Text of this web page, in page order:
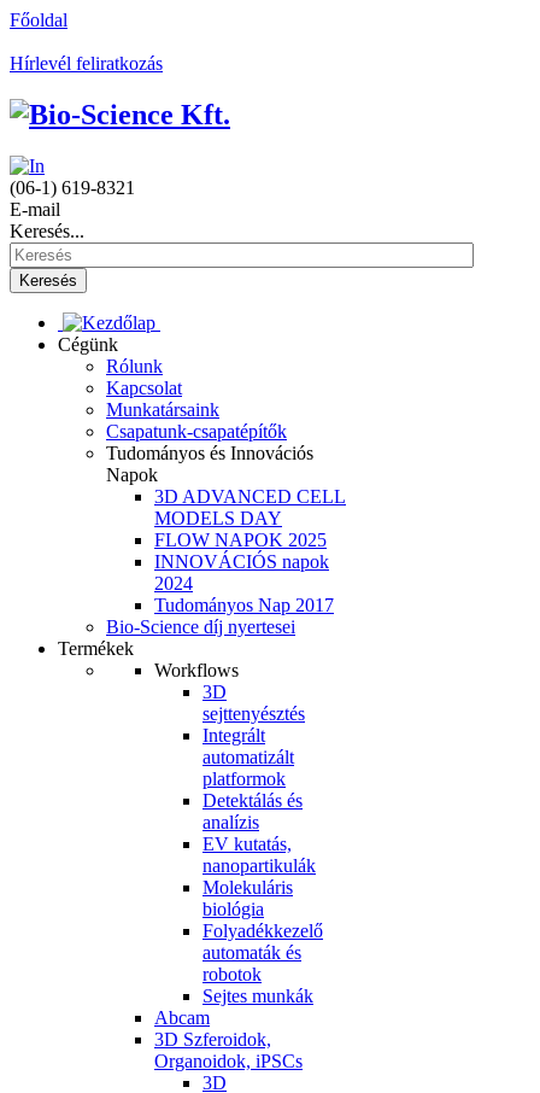
Főoldal
Hírlevél feliratkozás
(06-1) 619-8321
E-mail
Keresés...
Keresés
Cégünk
Rólunk
Kapcsolat
Munkatársaink
Csapatunk-csapatépítők
Tudományos és Innovációs
Napok
3D ADVANCED CELL
MODELS DAY
FLOW NAPOK 2025
INNOVÁCIÓS napok
2024
Tudományos Nap 2017
Bio-Science díj nyertesei
Termékek
Workflows
3D
sejttenyésztés
Integrált
automatizált
platformok
Detektálás és
analízis
EV kutatás,
nanopartikulák
Molekuláris
biológia
Folyadékkezelő
automaták és
robotok
Sejtes munkák
Abcam
3D Szferoidok,
Organoidok, iPSCs
3D